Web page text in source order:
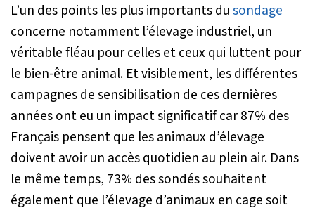
L’un des points les plus importants dusondage
concerne notamment l’élevage industriel, un
véritable fléau pour celles et ceux qui luttent pour
le bien-être animal. Et visiblement, les différentes
campagnes de sensibilisation de ces dernières
années ont eu un impact significatif car 87% des
Français pensent que les animaux d’élevage
doivent avoir un accès quotidien au plein air. Dans
le même temps, 73% des sondés souhaitent
également que l’élevage d’animaux en cage soit